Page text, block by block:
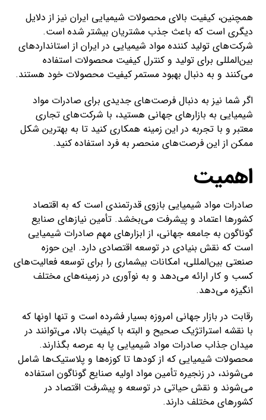
همچنین، کیفیت بالای محصولات شیمیایی ایران نیز از دلایل
دیگری است که باعث جذب مشتریان بیشتر شده است.
شرکت‌های تولید کننده مواد شیمیایی در ایران از استانداردهای
بین‌المللی برای تولید و کنترل کیفیت محصولات استفاده
می‌کنند و به دنبال بهبود مستمر کیفیت محصولات خود هستند.
اگر شما نیز به دنبال فرصت‌های جدیدی برای صادرات مواد
شیمیایی به بازارهای جهانی هستید، با شرکت‌های تجاری
معتبر و با تجربه در این زمینه همکاری کنید تا به بهترین شکل
ممکن از این فرصت‌های منحصر به فرد استفاده کنید.
اهمیت
صادرات مواد شیمیایی بازوی قدرتمندی است که به اقتصاد
کشورها اعتماد و پیشرفت می‌بخشد. تأمین نیازهای صنایع
گوناگون به جامعه جهانی، از ابزارهای مهم صادرات شیمیایی
است که نقش بنیادی در توسعه اقتصادی دارد. این حوزه
صنعتی بین‌المللی، امکانات بیشماری را برای توسعه فعالیت‌های
کسب و کار ارائه می‌دهد و به نوآوری در زمینه‌های مختلف
انگیزه می‌دهد.
رقابت در بازار جهانی امروزه بسیار فشرده است و تنها اونها که
با نقشه استراتژیک صحیح و البته با کیفیت بالا، می‌توانند در
میدان جذاب صادرات مواد شیمیایی پا به عرصه بگذارند.
محصولات شیمیایی که از کودها تا کوزه‌ها و پلاستیک‌ها شامل
می‌شوند، در زنجیره تأمین مواد اولیه صنایع گوناگون استفاده
می‌شوند و نقش حیاتی در توسعه و پیشرفت اقتصاد در
کشورهای مختلف دارند.